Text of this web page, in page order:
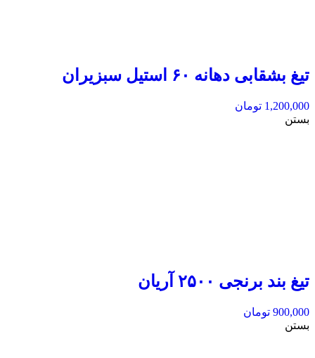
تیغ بشقابی دهانه ۶۰ استیل سبزیران
1,200,000 تومان
بستن
تیغ بند برنجی ۲۵۰۰ آریان
900,000 تومان
بستن